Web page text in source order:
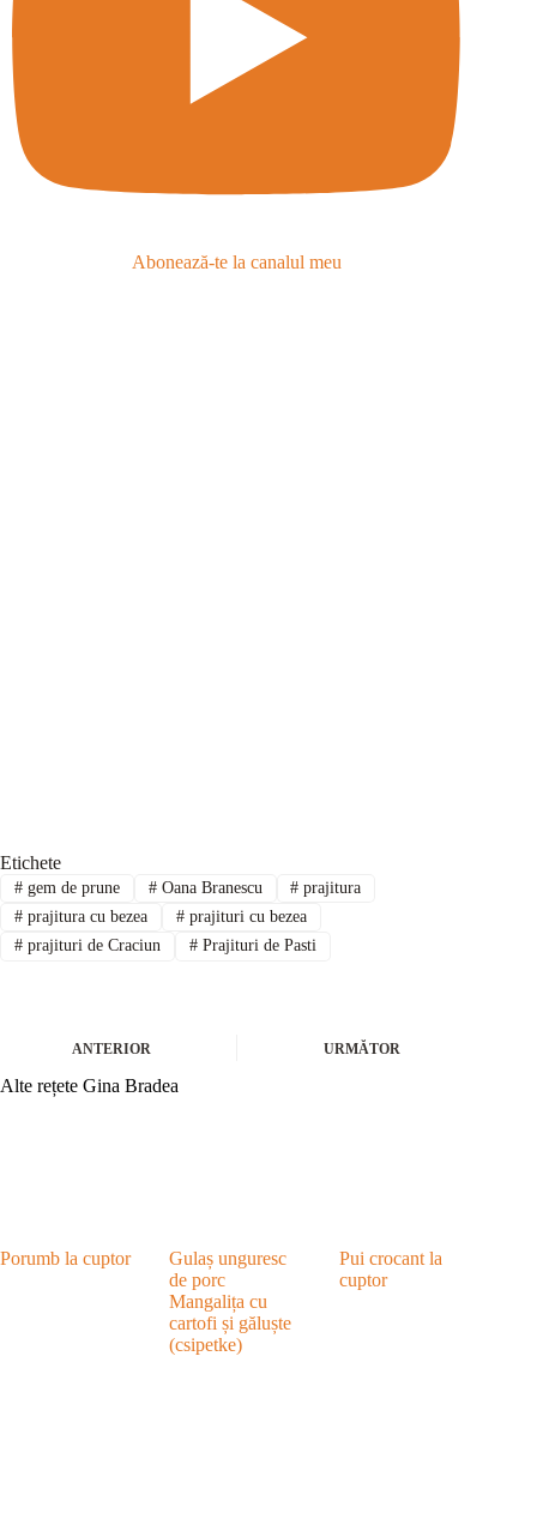
Abonează-te la canalul meu
Etichete
#gem de prune #Oana Branescu # prajitura
#prajitura cu bezea #prajituri cu bezea
#prajituri de Craciun #Prajituri de Pasti
ANTERIOR URMĂTOR
Alte rețete Gina Bradea
Porumb la cuptor
Gulaș unguresc
de porc
Mangalița cu
cartofi și găluște
(csipetke)
Pui crocant la
cuptor